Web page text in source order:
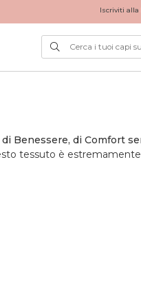
Iscriviti
Benessere, di Comfort
tessuto è